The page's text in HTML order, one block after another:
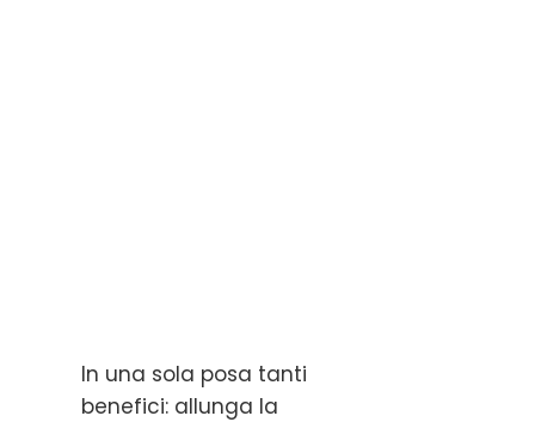
In una sola posa tanti
benefici: allunga la